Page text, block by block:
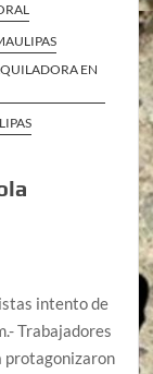
EN
intento de
Trabajadores
protagonizaron